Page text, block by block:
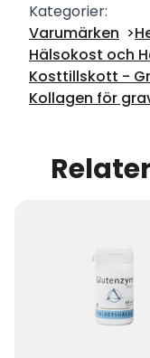
Kategorier:
Varumärken
Hälsokost och
Kosttillskott -
Kollagen för